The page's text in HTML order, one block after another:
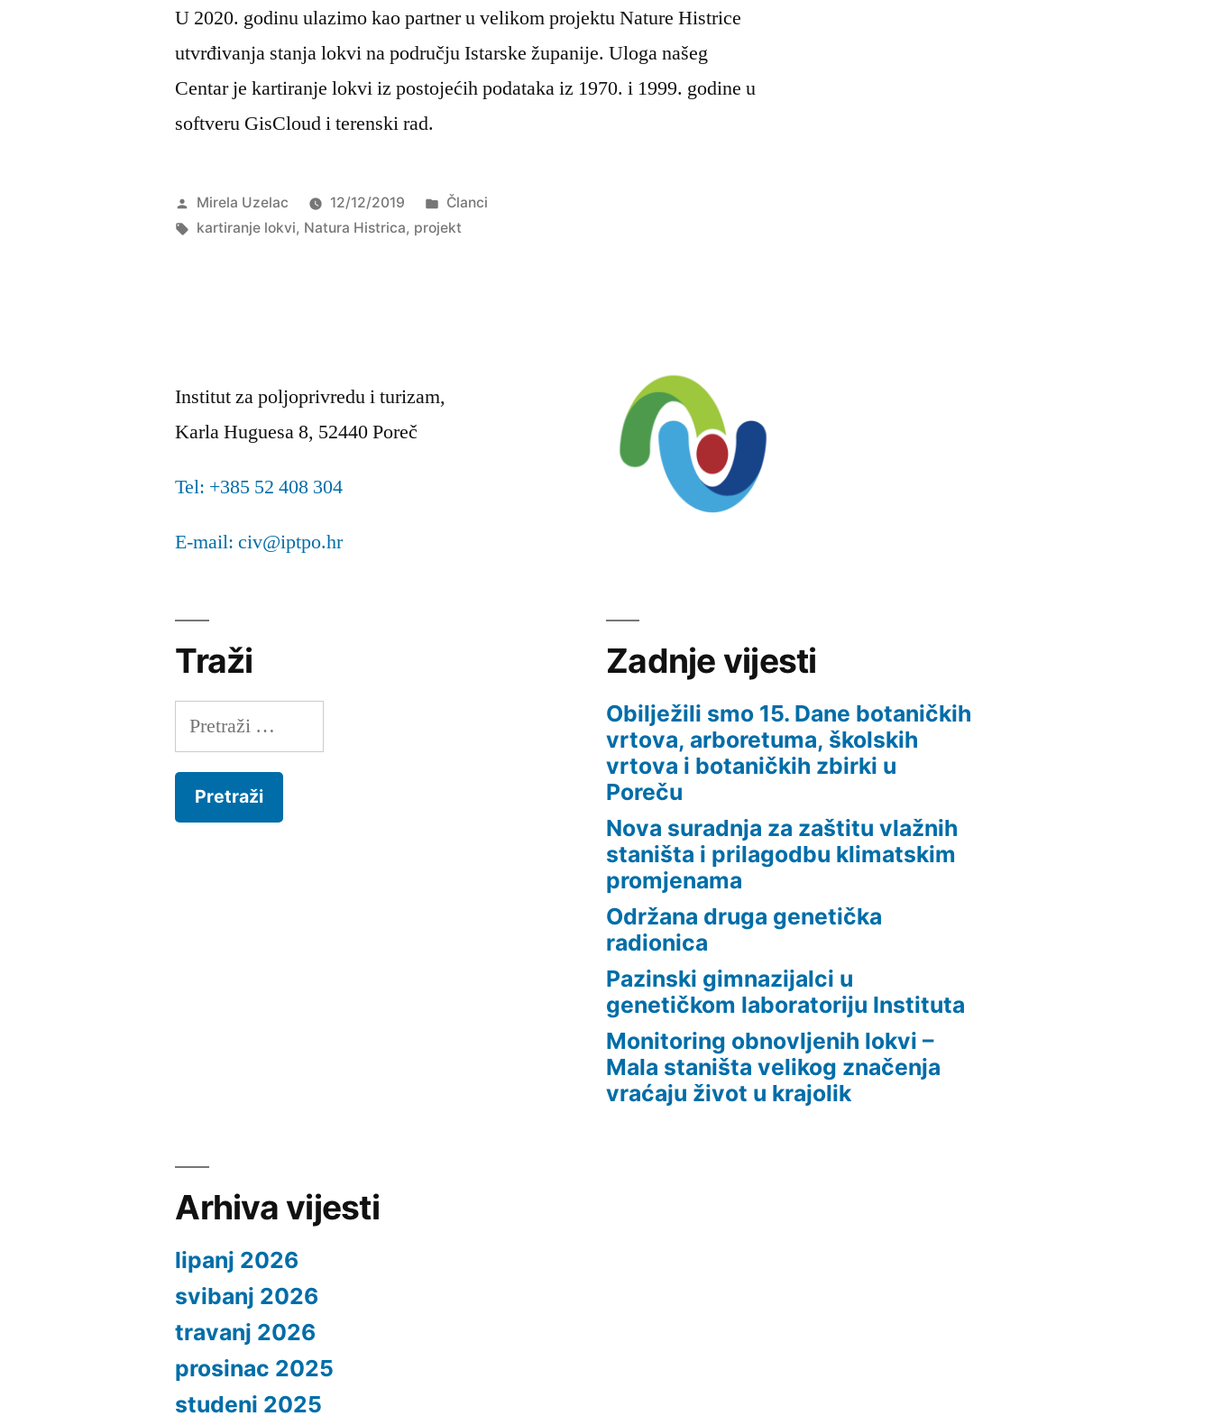
U 2020. godinu ulazimo kao partner u velikom projektu Nature Histrice
utvrđivanja stanja lokvi na području Istarske županije. Uloga našeg
Centar je kartiranje lokvi iz postojećih podataka iz 1970. i 1999. godine u
softveru GisCloud i terenski rad.
Objavio
Mirela Uzelac 12/12/2019
Objavljeno
u
Članci
Oznake:
kartiranje lokvi, Natura Histrica, projekt
Institut za poljoprivredu i turizam,
Karla Huguesa 8, 52440 Poreč
Tel: +385 52 408 304
E-mail: civ@iptpo.hr
Traži
Pretraži:
Zadnje vijesti
Obilježili smo 15. Dane botaničkih
vrtova, arboretuma, školskih
vrtova i botaničkih zbirki u
Poreču
Nova suradnja za zaštitu vlažnih
staništa i prilagodbu klimatskim
promjenama
Održana druga genetička
radionica
Pazinski gimnazijalci u
genetičkom laboratoriju Instituta
Monitoring obnovljenih lokvi –
Mala staništa velikog značenja
vraćaju život u krajolik
Arhiva vijesti
lipanj 2026
svibanj 2026
travanj 2026
prosinac 2025
studeni 2025